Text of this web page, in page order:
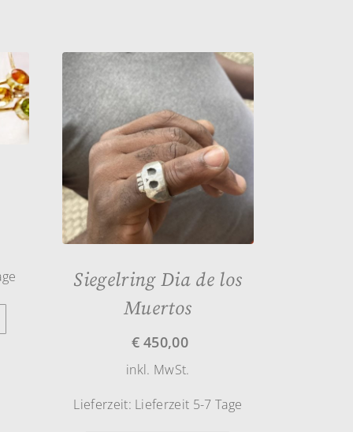
Siegelring Dia de los
Muertos
€ 450,00
inkl. MwSt.
Lieferzeit: Lieferzeit 5-7 Tage